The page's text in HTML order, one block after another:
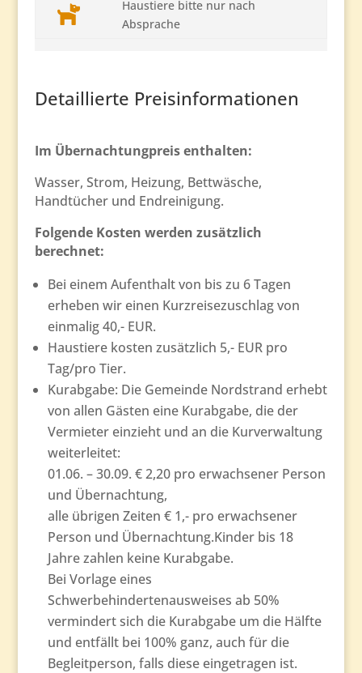
Haustiere bitte nur nach
Absprache
Detaillierte Preisinformationen
Im Übernachtungpreis enthalten:
Wasser, Strom, Heizung, Bettwäsche,
Handtücher und Endreinigung.
Folgende Kosten werden zusätzlich
berechnet:
Bei einem Aufenthalt von bis zu 6 Tagen
erheben wir einen Kurzreisezuschlag von
einmalig 40,- EUR.
Haustiere kosten zusätzlich 5,- EUR pro
Tag/pro Tier.
Kurabgabe: Die Gemeinde Nordstrand erhebt
von allen Gästen eine Kurabgabe, die der
Vermieter einzieht und an die Kurverwaltung
weiterleitet:
01.06. – 30.09. € 2,20 pro erwachsener Person
und Übernachtung,
alle übrigen Zeiten € 1,- pro erwachsener
Person und Übernachtung.Kinder bis 18
Jahre zahlen keine Kurabgabe.
Bei Vorlage eines
Schwerbehindertenausweises ab 50%
vermindert sich die Kurabgabe um die Hälfte
und entfällt bei 100% ganz, auch für die
Begleitperson, falls diese eingetragen ist.